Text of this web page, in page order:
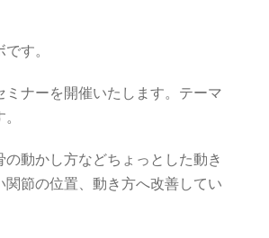
す。
ナーを開催いたします。テーマ
動かし方などちょっとした動き
節の位置、動き方へ改善してい